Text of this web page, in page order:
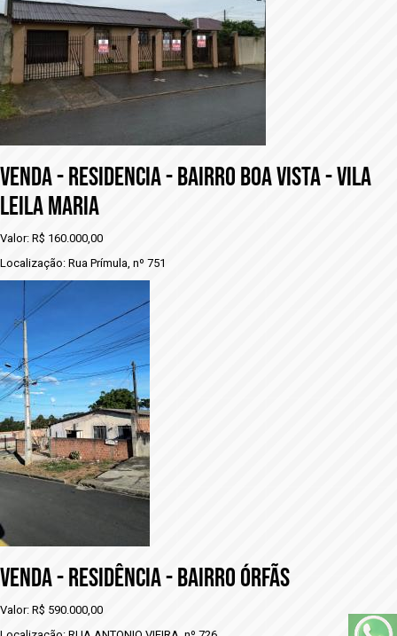
VENDA - RESIDENCIA - BAIRRO BOA VISTA - VILA
LEILA MARIA
Valor: R$ 160.000,00
Localização: Rua Prímula, nº 751
VENDA - RESIDÊNCIA - BAIRRO ÓRFÃS
Valor: R$ 590.000,00